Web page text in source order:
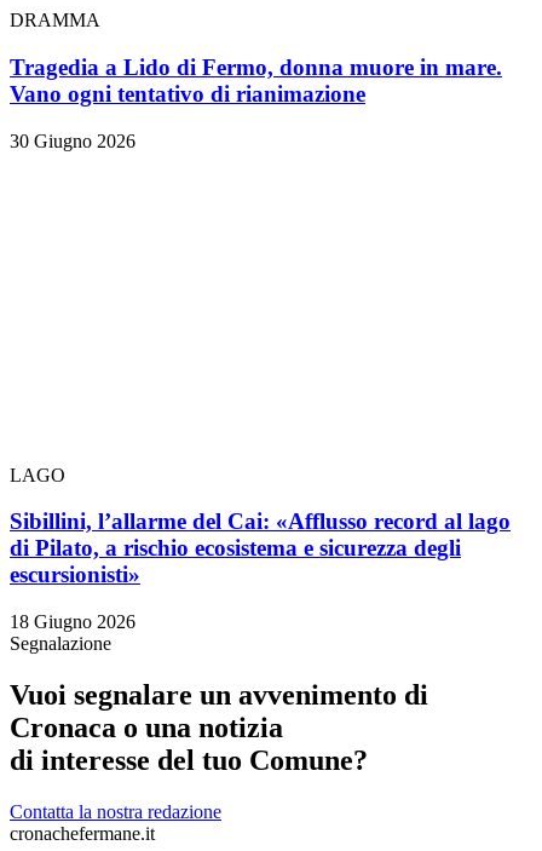
DRAMMA
Tragedia a Lido di Fermo, donna muore in mare.
Vano ogni tentativo di rianimazione
30 Giugno 2026
LAGO
Sibillini, l’allarme del Cai: «Afflusso record al lago
di Pilato, a rischio ecosistema e sicurezza degli
escursionisti»
18 Giugno 2026
Segnalazione
Vuoi segnalare un avvenimento di
Cronaca o una notizia
di interesse del tuo Comune?
Contatta la nostra redazione
cronachefermane.it